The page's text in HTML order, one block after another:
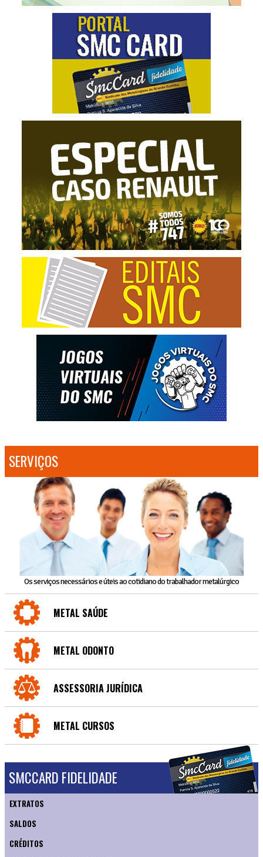
SERVIÇOS
Os serviços necessários e úteis ao cotidiano do trabalhador metalúrgico
METAL SAÚDE
METAL ODONTO
ASSESSORIA JURÍDICA
METAL CURSOS
SMCCARD FIDELIDADE
EXTRATOS
SALDOS
CRÉDITOS